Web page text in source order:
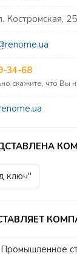
Костромская, 25
34-68
скажите, что Вы
ключ"
Промышленное